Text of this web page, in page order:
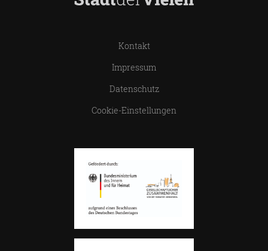
Kontakt
Impressum
Datenschutz
Cookie-Einstellungen